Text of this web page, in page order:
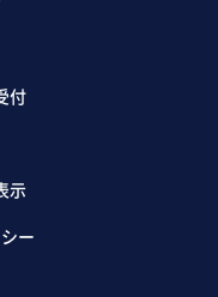
付
示
ー